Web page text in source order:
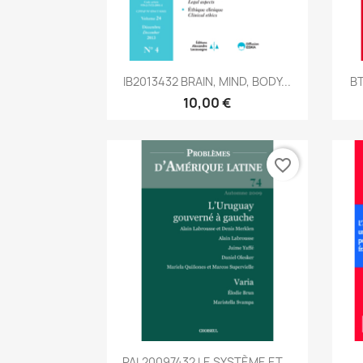
Aperçu rapide
IB2013432 BRAIN, MIND, BODY...
10,00 €
Aperçu rapide
favorite_border